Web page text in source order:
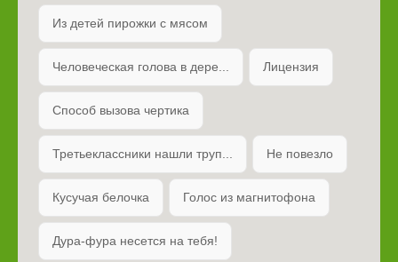
Из детей пирожки с мясом
Человеческая голова в дере... Лицензия
Способ вызова чертика
Третьеклассники нашли труп... Не повезло
Кусучая белочка Голос из магнитофона
Дура-фура несется на тебя!